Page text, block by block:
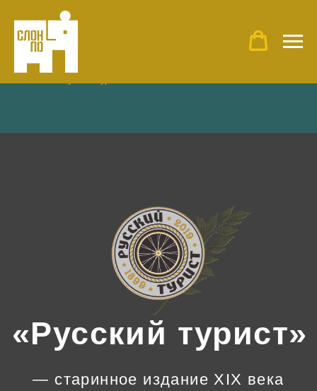
«Русский турист»
— старинное издание XIX века
о спортивном туризме
и путешествиях, впервые
изданное в 1899 году
и возрождённое в 2019 году
Открывайте новые маршруты,